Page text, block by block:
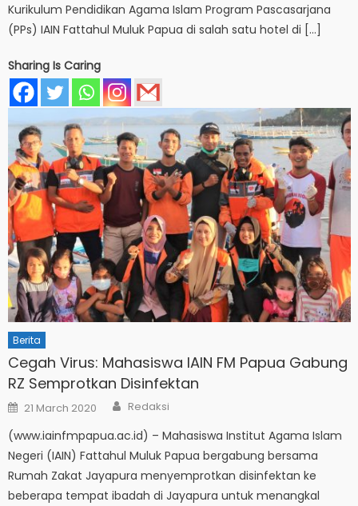
Kurikulum Pendidikan Agama Islam Program Pascasarjana
(PPs) IAIN Fattahul Muluk Papua di salah satu hotel di […]
Sharing Is Caring
Berita
Cegah Virus: Mahasiswa IAIN FM Papua Gabung
RZ Semprotkan Disinfektan
Posted
on
21 March 2020 Author
Redaksi
(www.iainfmpapua.ac.id) – Mahasiswa Institut Agama Islam
Negeri (IAIN) Fattahul Muluk Papua bergabung bersama
Rumah Zakat Jayapura menyemprotkan disinfektan ke
beberapa tempat ibadah di Jayapura untuk menangkal